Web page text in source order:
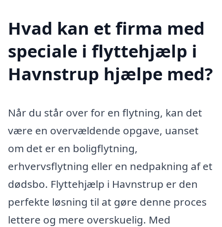
Hvad kan et firma med
speciale i flyttehjælp i
Havnstrup hjælpe med?
Når du står over for en flytning, kan det
være en overvældende opgave, uanset
om det er en boligflytning,
erhvervsflytning eller en nedpakning af et
dødsbo. Flyttehjælp i Havnstrup er den
perfekte løsning til at gøre denne proces
lettere og mere overskuelig. Med